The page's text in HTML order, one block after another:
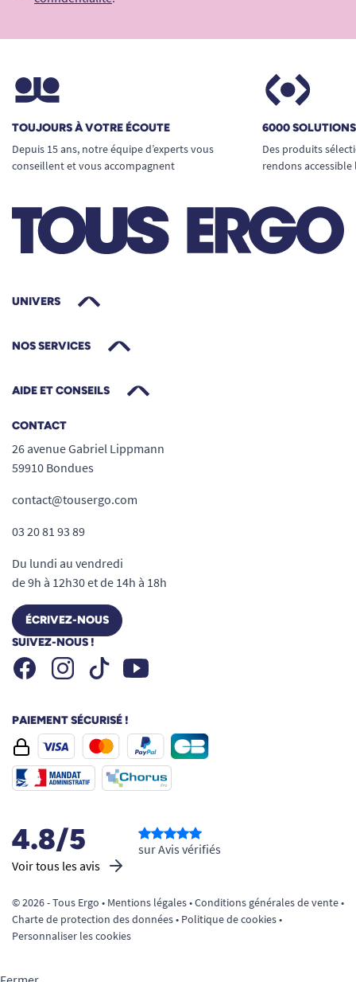
TOUJOURS À VOTRE ÉCOUTE
Depuis 15 ans, notre équipe d’experts vous
conseillent et vous accompagnent
6000
Des produits
rendons
UNIVERS
NOS SERVICES
AIDE ET CONSEILS
CONTACT
26 avenue Gabriel Lippmann
59910 Bondues
contact@tousergo.com
03 20 81 93 89
Du lundi au vendredi
de 9h à 12h30 et de 14h à 18h
ÉCRIVEZ-NOUS
SUIVEZ-NOUS !
FacebookInstagramTiktok Youtube
PAIEMENT SÉCURISÉ !
4.8/5
Voir tous les avis
sur Avis vérifiés
© 2026 - Tous Ergo • Mentions légales•Conditions générales de vente•
Charte de protection des données• Politique de cookies•
Personnaliser les cookies